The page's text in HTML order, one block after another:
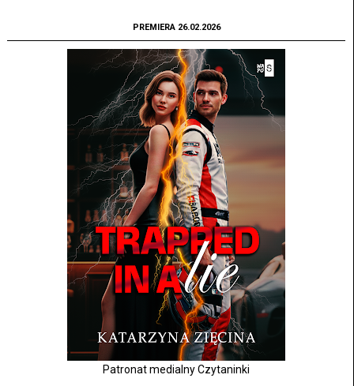
PREMIERA 26.02.2026
Patronat medialny Czytaninki